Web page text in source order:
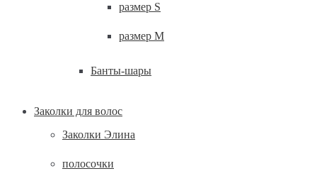
размер S
размер M
Банты-шары
Заколки для волос
Заколки Элина
полосочки